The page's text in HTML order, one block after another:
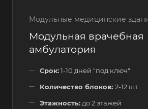
Модульные медицинские
Модульная врачебная
амбулатория
Срок:1-10 дней "под ключ"
Количество блоков: 2-12 шт.
Этажность: до 2 этажей